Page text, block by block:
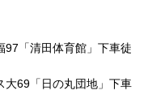
97「清田体育館」下車徒
大69「日の丸団地」下車